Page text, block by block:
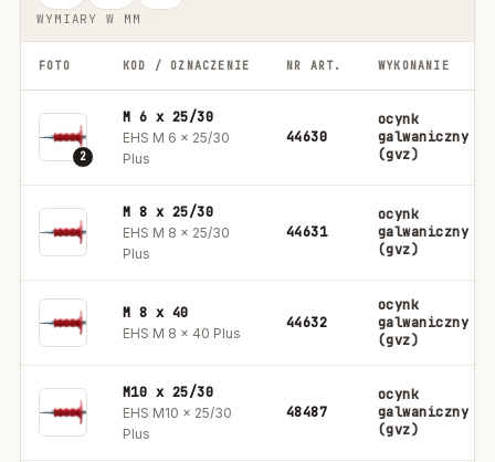
WYMIARY W MM
FOTO KOD / OZNACZENIE NR ART. WYKONANIE
2
M 6 x 25/30
EHS M 6 x 25/30
Plus
44630
ocynk
galwaniczny
(gvz)
M 8 x 25/30
EHS M 8 x 25/30
Plus
44631
ocynk
galwaniczny
(gvz)
M 8 x 40
EHS M 8 x 40 Plus
44632
ocynk
galwaniczny
(gvz)
M10 x 25/30
EHS M10 x 25/30
Plus
48487
ocynk
galwaniczny
(gvz)